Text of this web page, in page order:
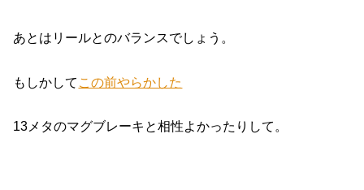
あとはリールとのバランスでしょう。
もしかして この前やらかした
13メタのマグブレーキと相性よかったりして。